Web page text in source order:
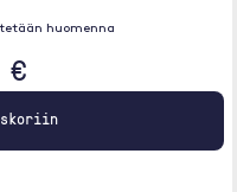
huomenna
€